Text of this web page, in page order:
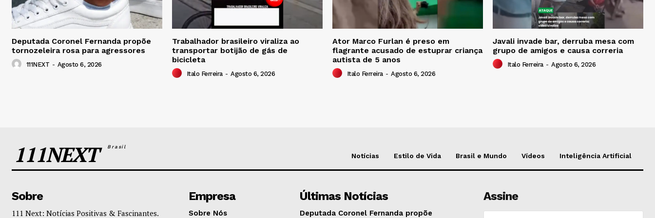
Deputada Coronel Fernanda propõe
tornozeleira rosa para agressores
111NEXT - Agosto 6, 2026
Trabalhador brasileiro viraliza ao
transportar botijão de gás de
bicicleta
Italo Ferreira - Agosto 6, 2026
Ator Marco Furlan é preso em
flagrante acusado de estuprar criança
autista de 5 anos
Italo Ferreira - Agosto 6, 2026
Javali invade bar, derruba mesa com
grupo de amigos e causa correria
Italo Ferreira - Agosto 6, 2026
111NEXTBrasil
Notícias Estilo de Vida Brasil e Mundo Vídeos Inteligência Artificial
Sobre
111 Next: Notícias Positivas & Fascinantes.
Empresa
Sobre Nós
Últimas Notícias
Deputada Coronel Fernanda propõe
Assine